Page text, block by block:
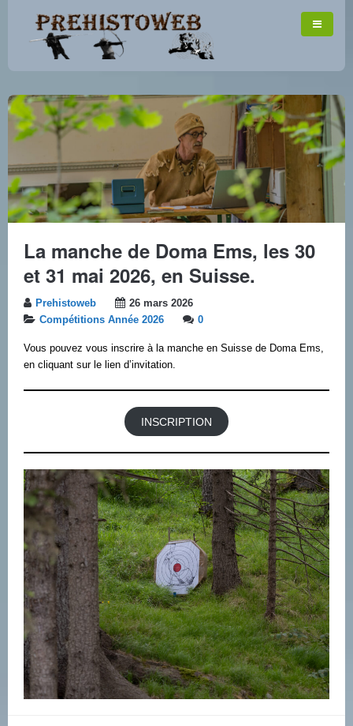
La manche de Doma Ems, les 30
et 31 mai 2026, en Suisse.
Prehistoweb
26 mars 2026
Compétitions Année 2026
0
Vous pouvez vous inscrire à la manche en Suisse de Doma Ems,
en cliquant sur le lien d’invitation.
INSCRIPTION